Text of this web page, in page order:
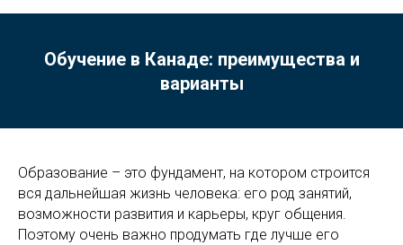
Обучение в Канаде: преимущества и
варианты
Образование – это фундамент, на котором строится
вся дальнейшая жизнь человека: его род занятий,
возможности развития и карьеры, круг общения.
Поэтому очень важно продумать где лучше его